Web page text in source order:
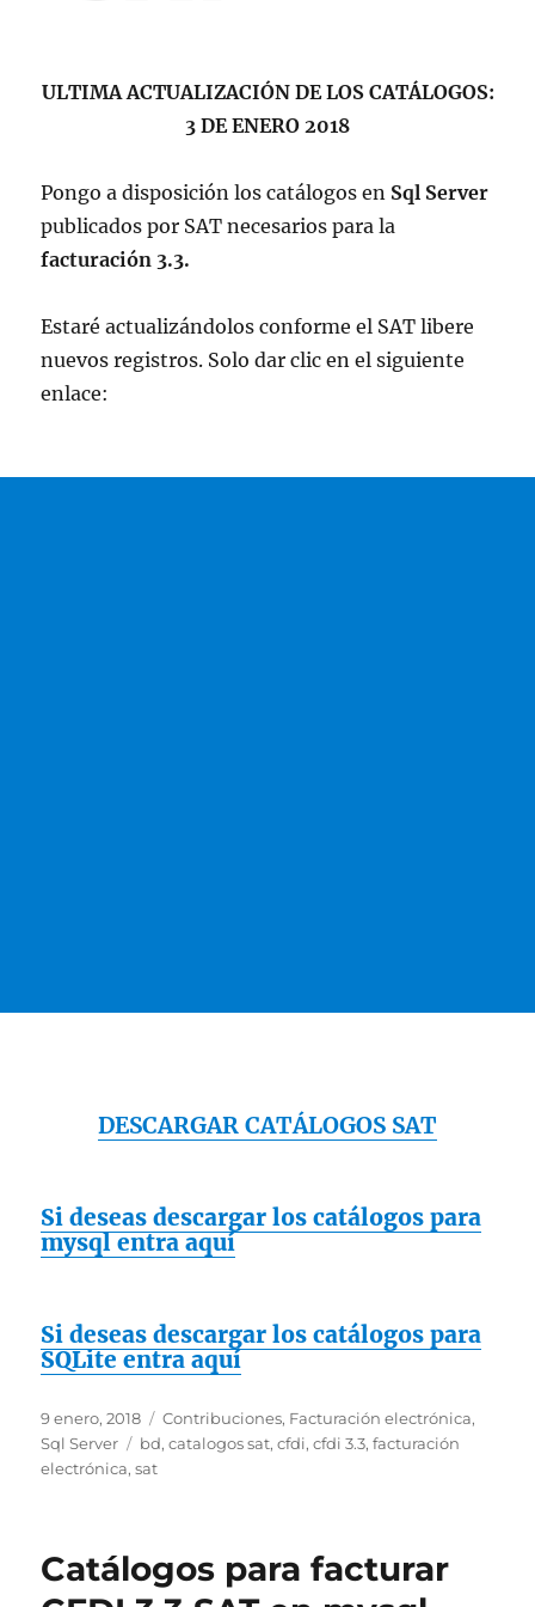
ULTIMA ACTUALIZACIÓN DE LOS CATÁLOGOS:
3 DE ENERO 2018
Pongo a disposición los catálogos en Sql Server
publicados por SAT necesarios para la
facturación 3.3.
Estaré actualizándolos conforme el SAT libere
nuevos registros. Solo dar clic en el siguiente
enlace:
DESCARGAR CATÁLOGOS SAT
Si deseas descargar los catálogos para
mysql entra aquí
Si deseas descargar los catálogos para
SQLite entra aquí
Publicado
el
9 enero, 2018 Categorías
Contribuciones, Facturación electrónica,
Sql Server
Etiquetas
bd,catalogos sat,cfdi,cfdi 3.3,facturación
electrónica,sat
Catálogos para facturar